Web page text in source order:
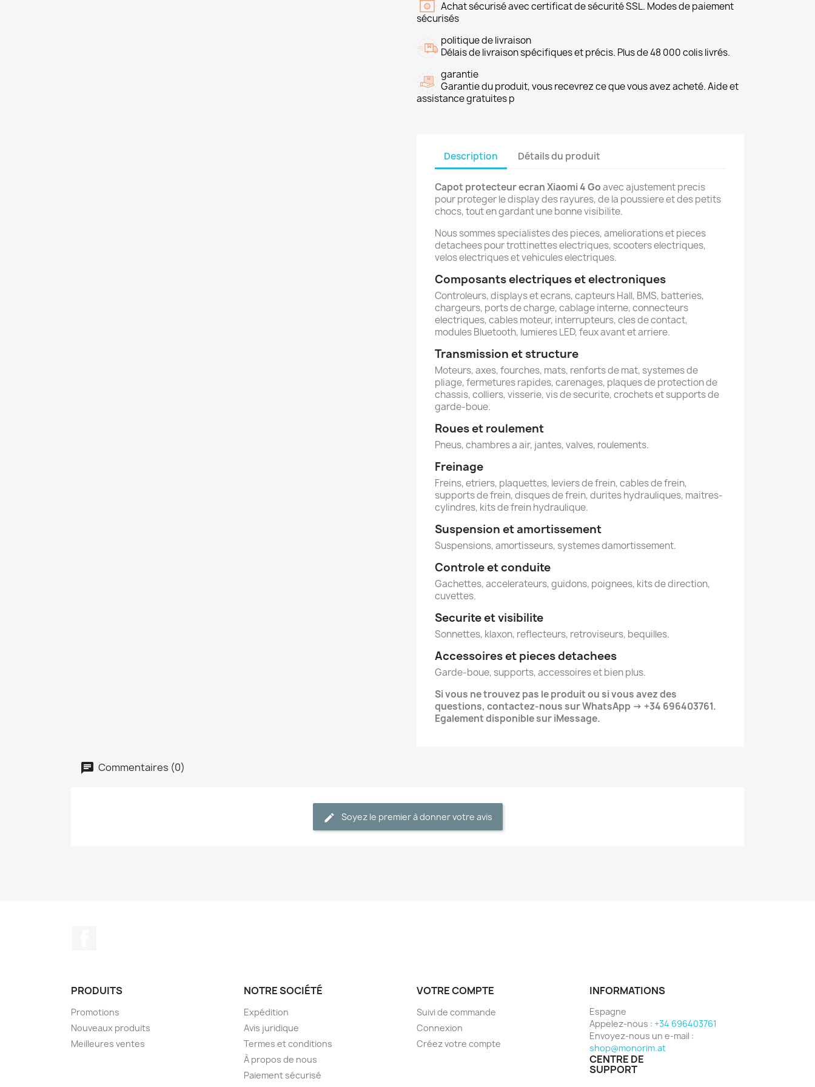
Achat sécurisé avec certificat de sécurité SSL. Modes de paiement
sécurisés
politique de livraison
Délais de livraison spécifiques et précis. Plus de 48 000 colis livrés.
garantie
Garantie du produit, vous recevrez ce que vous avez acheté. Aide et
assistance gratuites p
Description Détails du produit
Capot protecteur ecran Xiaomi 4 Goavec ajustement precis
pour proteger le display des rayures, de la poussiere et des petits
chocs, tout en gardant une bonne visibilite.
Nous sommes specialistes des pieces, ameliorations et pieces
detachees pour trottinettes electriques, scooters electriques,
velos electriques et vehicules electriques.
Composants electriques et electroniques
Controleurs, displays et ecrans, capteurs Hall, BMS, batteries,
chargeurs, ports de charge, cablage interne, connecteurs
electriques, cables moteur, interrupteurs, cles de contact,
modules Bluetooth, lumieres LED, feux avant et arriere.
Transmission et structure
Moteurs, axes, fourches, mats, renforts de mat, systemes de
pliage, fermetures rapides, carenages, plaques de protection de
chassis, colliers, visserie, vis de securite, crochets et supports de
garde-boue.
Roues et roulement
Pneus, chambres a air, jantes, valves, roulements.
Freinage
Freins, etriers, plaquettes, leviers de frein, cables de frein,
supports de frein, disques de frein, durites hydrauliques, maitres-
cylindres, kits de frein hydraulique.
Suspension et amortissement
Suspensions, amortisseurs, systemes damortissement.
Controle et conduite
Gachettes, accelerateurs, guidons, poignees, kits de direction,
cuvettes.
Securite et visibilite
Sonnettes, klaxon, reflecteurs, retroviseurs, bequilles.
Accessoires et pieces detachees
Garde-boue, supports, accessoires et bien plus.
Si vous ne trouvez pas le produit ou si vous avez des
questions, contactez-nous sur WhatsApp -> +34 696403761.
Egalement disponible sur iMessage.
Commentaires (0)
Soyez le premier à donner votre avis
PRODUITS
Promotions
Nouveaux produits
Meilleures ventes
NOTRE SOCIÉTÉ
Expédition
Avis juridique
Termes et conditions
À propos de nous
Paiement sécurisé
VOTRE COMPTE
Suivi de commande
Connexion
Créez votre compte
INFORMATIONS
Espagne
Appelez-nous : +34 696403761
Envoyez-nous un e-mail :
shop@monorim.at
CENTRE DE
SUPPORT